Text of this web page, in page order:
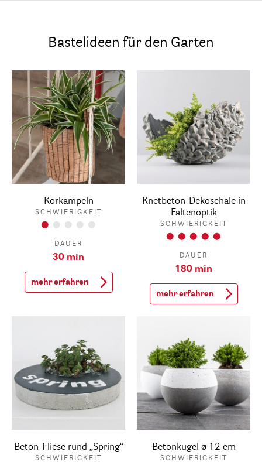
Bastelideen für den Garten
Korkampeln
SCHWIERIGKEIT
DAUER
30 min
mehr erfahren
Knetbeton-Dekoschale in
Faltenoptik
SCHWIERIGKEIT
DAUER
180 min
mehr erfahren
Beton-Fliese rund „Spring“
SCHWIERIGKEIT
Betonkugel ø 12 cm
SCHWIERIGKEIT